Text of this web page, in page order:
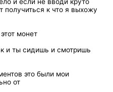
к что я выхожу
монет
и ты сидишь и смотришь
это были мои
от